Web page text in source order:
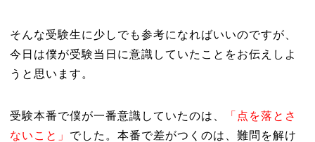
そんな受験生に少しでも参考になればいいのですが、
今日は僕が受験当日に意識していたことをお伝えしよ
うと思います。
受験本番で僕が一番意識していたのは、
「点を落とさ
ないこと」 でした。本番で差がつくのは、難問を解け